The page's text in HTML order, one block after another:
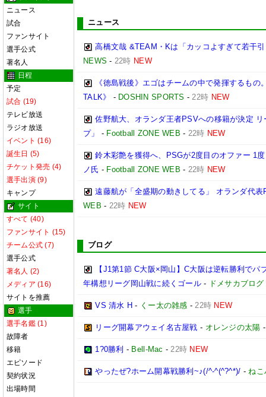
ニュース
試合
ファンサイト
選手公式
著名人
日程
予定
試合 (19)
テレビ放送
ラジオ放送
イベント (16)
誕生日 (5)
チケット発売 (4)
選手出演 (9)
キャンプ
サイト
すべて (40)
ファンサイト (15)
チーム公式 (7)
選手公式
著名人 (2)
メディア (16)
サイトを推薦
選手
選手名鑑 (1)
故障者
移籍
エピソード
契約状況
出場時間
ニュース
高橋文哉 &TEAM・Kは「カッコよすぎて若干
NEWS - 22時 NEW
《徳島戦後》エゴはチームの中で発揮するも
TALK》
- DOSHIN SPORTS -22時 NEW
佐野航大、オランダ王者PSVへの移籍が決定
プ」
- Football ZONE WEB - 22時 NEW
鈴木彩艶を獲得へ、PSGが2度目のオファー 1
ノ氏 - Football ZONE WEB - 22時 NEW
遠藤航が「全盛期の動きしてる」 オランダ代
WEB - 22時 NEW
ブログ
【J1第1節 C大阪×岡山】C大阪は逆転勝利で
年構想リーグ岡山戦に続くゴール - ドメサカブログ
VS 清水 H - くー太の雑感 -22時 NEW
リーグ開幕アウェイ名古屋戦 - オレンジの太陽
1?0勝利 - Bell-Mac -22時 NEW
やったぜ?ホーム開幕戦勝利~♪(/^-^(^?^*)/ -ねこ